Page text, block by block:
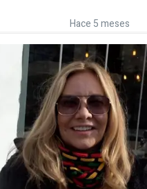
Hace 5 meses